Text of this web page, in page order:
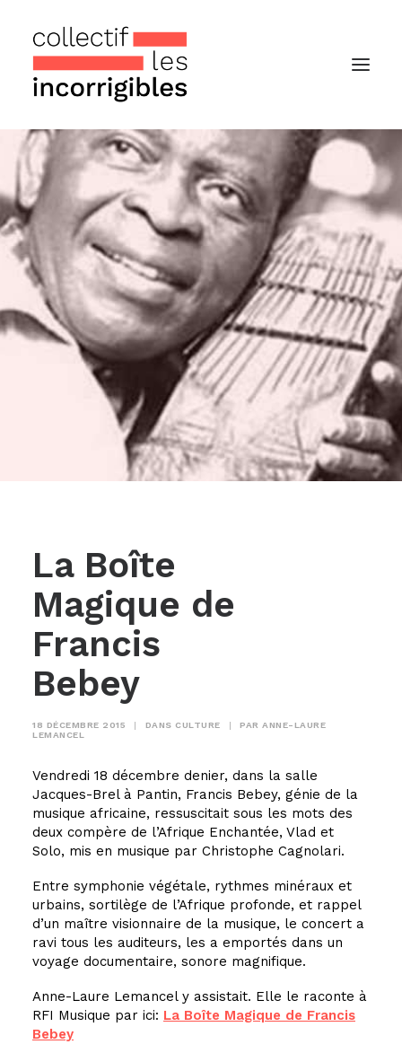
Accueil
Le collectif
Nos actualités
Notre « Incolettre » mensuelle
Recherche
La Boîte
Magique de
Francis
Bebey
18 DÉCEMBRE 2015 | DANS CULTURE | PAR ANNE-LAURE
LEMANCEL
Vendredi 18 décembre denier, dans la salle
Jacques-Brel à Pantin, Francis Bebey, génie de la
musique africaine, ressuscitait sous les mots des
deux compère de l’Afrique Enchantée, Vlad et
Solo, mis en musique par Christophe Cagnolari.
Entre symphonie végétale, rythmes minéraux et
urbains, sortilège de l’Afrique profonde, et rappel
d’un maître visionnaire de la musique, le concert a
ravi tous les auditeurs, les a emportés dans un
voyage documentaire, sonore magnifique.
Anne-Laure Lemancel y assistait. Elle le raconte à
RFI Musique par ici: La Boîte Magique de Francis
Bebey